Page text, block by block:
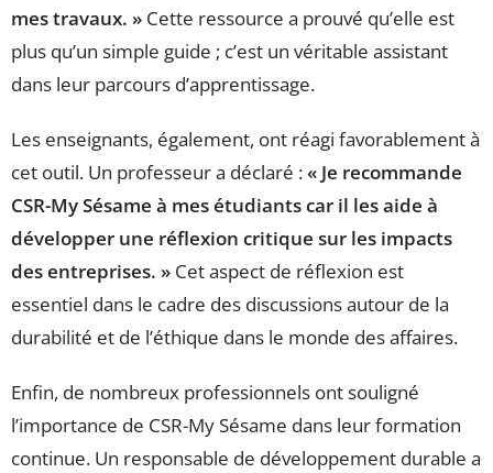
mes travaux. » Cette ressource a prouvé qu’elle est
plus qu’un simple guide ; c’est un véritable assistant
dans leur parcours d’apprentissage.
Les enseignants, également, ont réagi favorablement à
cet outil. Un professeur a déclaré :« Je recommande
CSR-My Sésame à mes étudiants car il les aide à
développer une réflexion critique sur les impacts
des entreprises. » Cet aspect de réflexion est
essentiel dans le cadre des discussions autour de la
durabilité et de l’éthique dans le monde des affaires.
Enfin, de nombreux professionnels ont souligné
l’importance de CSR-My Sésame dans leur formation
continue. Un responsable de développement durable a